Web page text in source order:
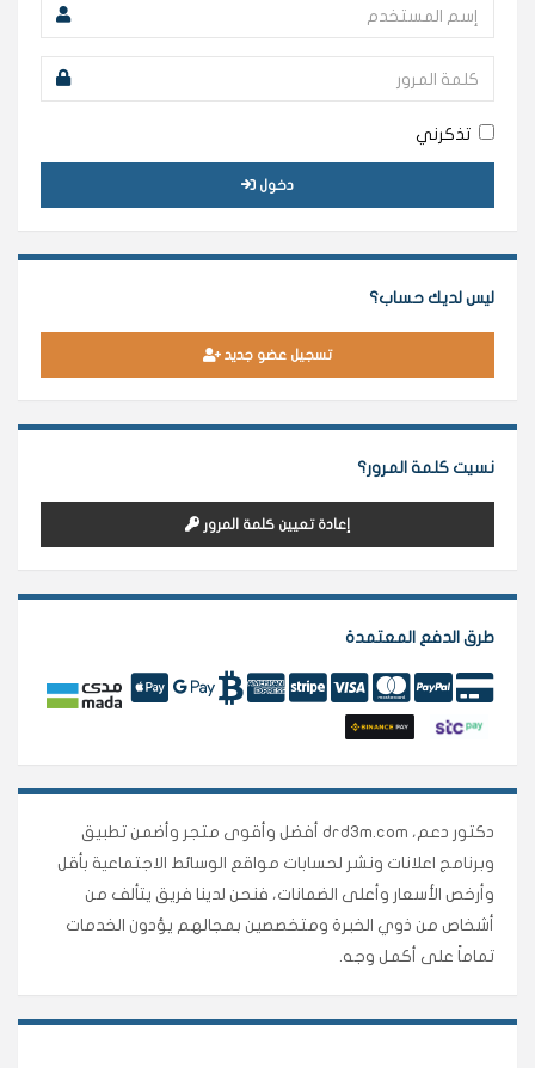
تذكرني
دخول
ليس لديك حساب؟
تسجيل عضو جديد
نسيت كلمة المرور؟
إعادة تعيين كلمة المرور
طرق الدفع المعتمدة
دكتور دعم، drd3m.com أفضل وأقوى متجر وأضمن تطبيق
وبرنامج اعلانات ونشر لحسابات مواقع الوسائط الاجتماعية بأقل
وأرخص الأسعار وأعلى الضمانات، فنحن لدينا فريق يتألف من
أشخاص من ذوي الخبرة ومتخصصين بمجالهم يؤدون الخدمات
تماماً على أكمل وجه.